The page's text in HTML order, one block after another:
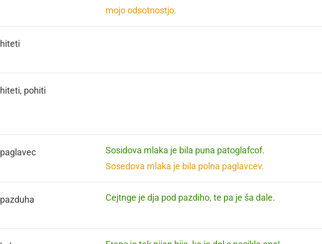
mojo odsotnostjo.
hiteti
hiteti, pohiti
paglavec
Sosidova mlaka je bila puna patoglafcof.
Sosedova mlaka je bila polna paglavcev.
pazduha Cejtnge je dja pod pazdiho, te pa je ša dale.